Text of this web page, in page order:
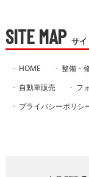
SITE MAP サ
HOME 整備・
自動車販売
フ
プライバシーポリシ